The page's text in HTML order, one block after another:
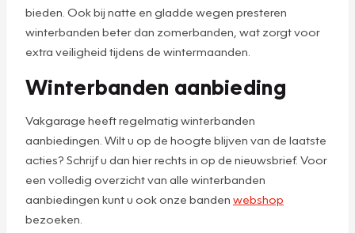
bieden. Ook bij natte en gladde wegen presteren
winterbanden beter dan zomerbanden, wat zorgt voor
extra veiligheid tijdens de wintermaanden.
Winterbanden aanbieding
Vakgarage heeft regelmatig winterbanden
aanbiedingen. Wilt u op de hoogte blijven van de laatste
acties? Schrijf u dan hier rechts in op de nieuwsbrief. Voor
een volledig overzicht van alle winterbanden
aanbiedingen kunt u ook onze banden webshop
bezoeken.